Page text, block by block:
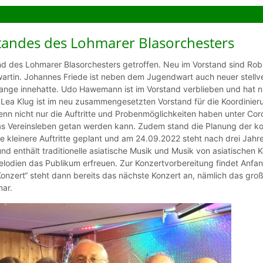
des Lohmarer Blasorchesters
des Lohmarer Blasorchesters getroffen. Neu im Vorstand sind
Johannes Friede ist neben dem Jugendwart auch neuer
innehatte. Udo Hawemann ist im Vorstand verblieben und hat
Klug ist im neu zusammengesetzten Vorstand für die
nicht nur die Auftritte und Probenmöglichkeiten haben unter
getan werden kann. Zudem stand die Planung der
kleinere Auftritte geplant und am 24.09.2022 steht nach drei
enthält traditionelle asiatische Musik und Musik von asiatischen
das Publikum erfreuen. Zur Konzertvorbereitung findet
steht dann bereits das nächste Konzert an, nämlich das